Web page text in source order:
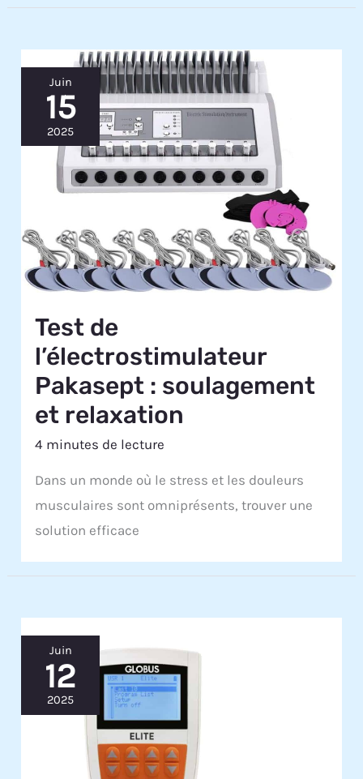
Juin
15
2025
Test de
l’électrostimulateur
Pakasept : soulagement
et relaxation
4 minutes de lecture
Dans un monde où le stress et les douleurs
musculaires sont omniprésents, trouver une
solution efficace
Juin
12
2025